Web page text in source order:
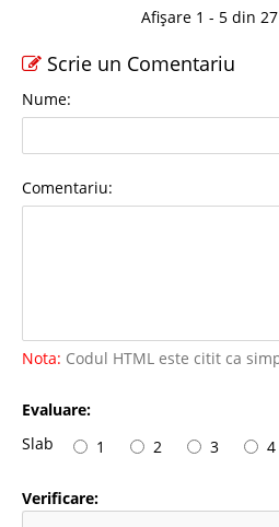
Afișare 1 - 5 din
Scrie un Comentariu
Nume:
Comentariu:
Nota: Codul HTML este citit ca
Evaluare:
Slab
1 2 3 4
Verificare: